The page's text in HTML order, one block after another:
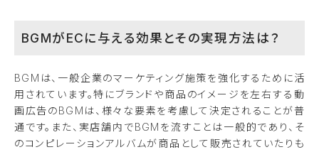
BGMがECに与える効果とその実現方法は？
BGMは、一般企業のマーケティング施策を強化するために活
用されています。特にブランドや商品のイメージを左右する動
画広告のBGMは、様々な要素を考慮して決定されることが普
通です。また、実店舗内でBGMを流すことは一般的であり、そ
のコンピレーションアルバムが商品として販売されていたりも